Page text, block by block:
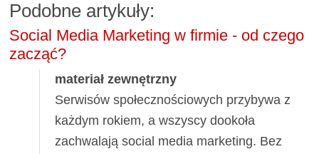
Podobne artykuły:
Social Media Marketing w firmie - od czego
zacząć?
materiał zewnętrzny
Serwisów społecznościowych przybywa z
każdym rokiem, a wszyscy dookoła
zachwalają social media marketing. Bez